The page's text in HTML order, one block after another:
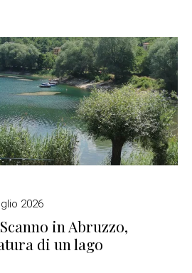
2026
in Abruzzo,
di un lago